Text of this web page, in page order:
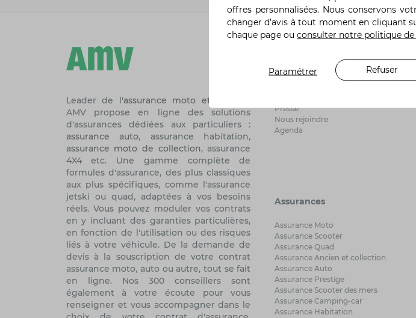
Leader de l'assurance moto et scooter
AMV propose en ligne des solutions
d'assurances dédiées aux particuliers :
assurance auto, assurance habitation,
assurance moto de collection, assurance
4X4 etc. Une gamme complète de
formules d'assurance, des plus classiques
aux plus spécifiques, comme l'assurance
jetski ou quad, adaptées à vos besoins
réels. Vous pouvez moduler vos contrats
en y incluant des garanties particulières,
en fonction de l'utilisation ou des risques
liés à votre véhicule. De la demande de
devis à la souscription de votre contrat
assurance moto, auto ou autre, tout se fait
en ligne. Nos 300 conseillers sont
également à votre écoute pour vous
renseigner et vous accompagner dans le
Qui sommes-nous ?
Presse
Nous rejoindre
Agenda
Assurances
Assurance Moto
Assurance Scooter
Assurance Quad
Assurance Ancien et collection
Assurance Auto
Assurance Prestige
Assurance Scooter des mers
Assurance Camping-car
Assurance Habitation
offres personnalisées. Nous conservons
changer d’avis à tout moment en cliquant
chaque page ou consulter notre politique de
Refuser
Paramétrer